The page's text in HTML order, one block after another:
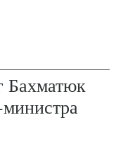
Бахматюк